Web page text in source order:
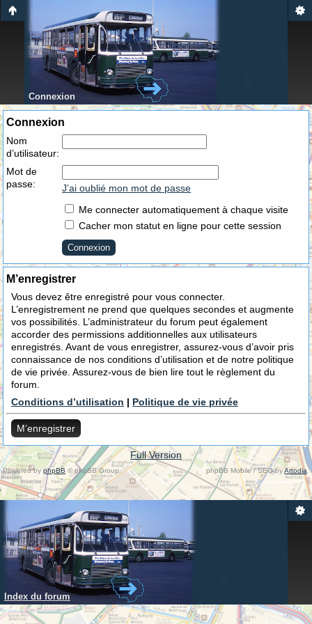
Connexion
Connexion
Nom
d’utilisateur:
Mot de
passe:
J’ai oublié mon mot de passe
Me connecter automatiquement à chaque visite
Cacher mon statut en ligne pour cette session
M’enregistrer
Vous devez être enregistré pour vous connecter.
L’enregistrement ne prend que quelques secondes et augmente
vos possibilités. L’administrateur du forum peut également
accorder des permissions additionnelles aux utilisateurs
enregistrés. Avant de vous enregistrer, assurez-vous d’avoir pris
connaissance de nos conditions d’utilisation et de notre politique
de vie privée. Assurez-vous de bien lire tout le règlement du
forum.
Conditions d’utilisation | Politique de vie privée
M’enregistrer
Full Version
Powered byphpBB © phpBB Group. phpBB Mobile / SEO byArtodia .
Index du forum